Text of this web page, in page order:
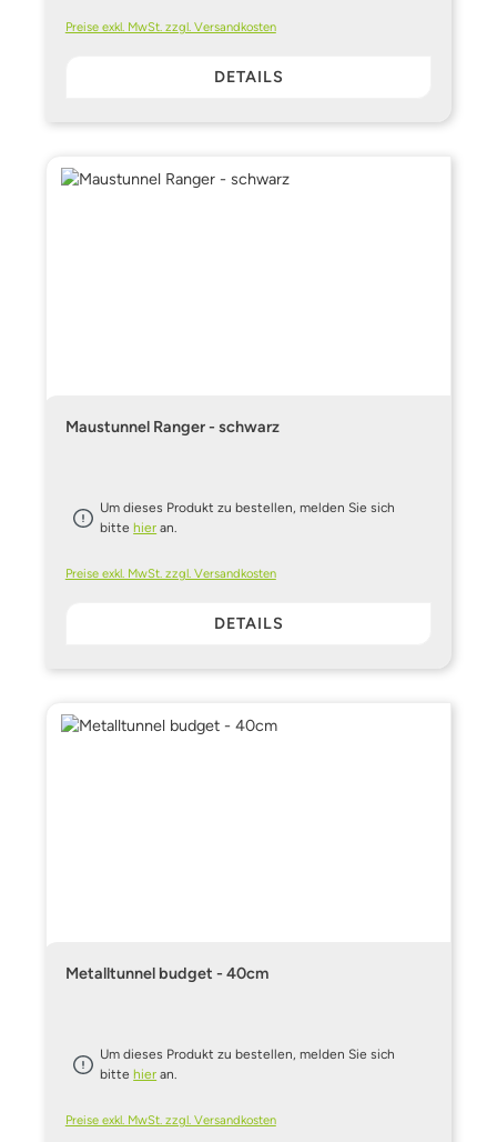
Preise exkl. MwSt. zzgl. Versandkosten
DETAILS
Maustunnel Ranger - schwarz
Um dieses Produkt zu bestellen, melden Sie sich
bitte hier an.
Preise exkl. MwSt. zzgl. Versandkosten
DETAILS
Metalltunnel budget - 40cm
Um dieses Produkt zu bestellen, melden Sie sich
bitte hier an.
Preise exkl. MwSt. zzgl. Versandkosten